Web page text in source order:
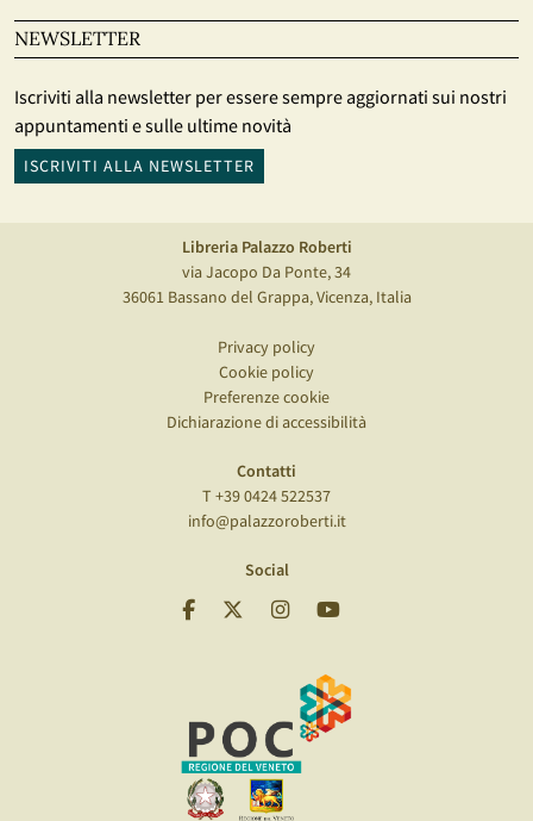
NEWSLETTER
Iscriviti alla newsletter per essere sempre aggiornati sui nostri
appuntamenti e sulle ultime novità
ISCRIVITI ALLA NEWSLETTER
Libreria Palazzo Roberti
via Jacopo Da Ponte, 34
36061 Bassano del Grappa, Vicenza, Italia
Privacy policy
Cookie policy
Preferenze cookie
Dichiarazione di accessibilità
Contatti
T +39 0424 522537
info@palazzoroberti.it
Social